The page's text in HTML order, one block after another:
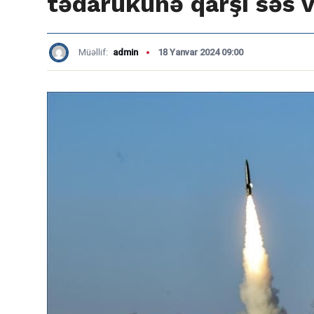
Müəllif: admin 18 Yanvar 2024 09:00